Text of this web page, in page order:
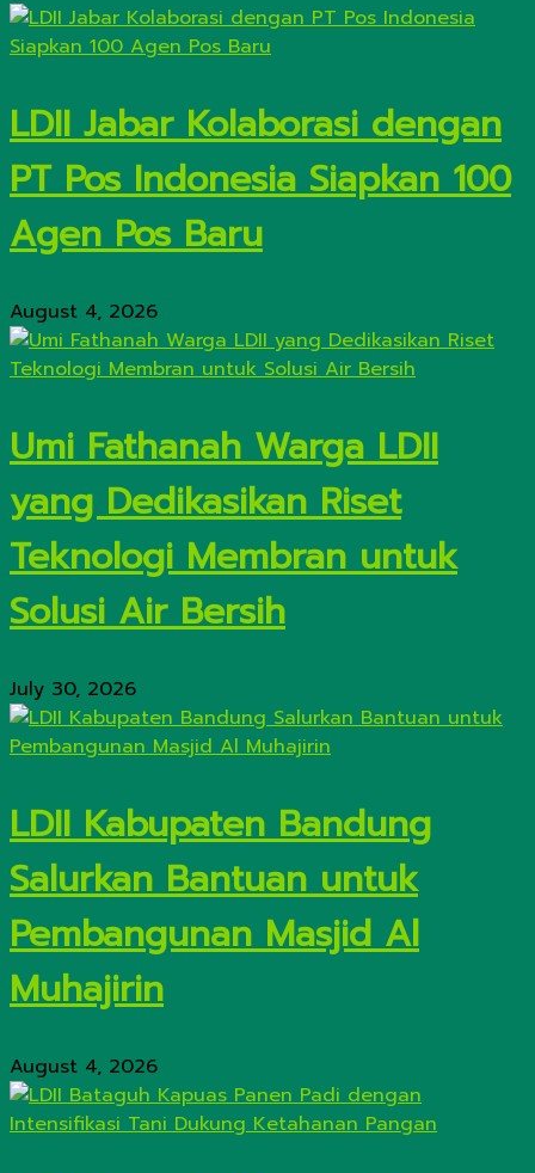
LDII Jabar Kolaborasi dengan
PT Pos Indonesia Siapkan 100
Agen Pos Baru
August 4, 2026
Umi Fathanah Warga LDII
yang Dedikasikan Riset
Teknologi Membran untuk
Solusi Air Bersih
July 30, 2026
LDII Kabupaten Bandung
Salurkan Bantuan untuk
Pembangunan Masjid Al
Muhajirin
August 4, 2026